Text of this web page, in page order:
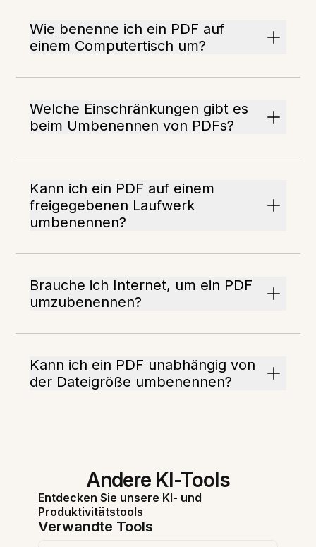
Wie benenne ich ein PDF auf
einem Computertisch um?
Welche Einschränkungen gibt es
beim Umbenennen von PDFs?
Kann ich ein PDF auf einem
freigegebenen Laufwerk
umbenennen?
Brauche ich Internet, um ein PDF
umzubenennen?
Kann ich ein PDF unabhängig von
der Dateigröße umbenennen?
Andere KI-Tools
Entdecken Sie unsere KI- und
Produktivitätstools
Verwandte Tools